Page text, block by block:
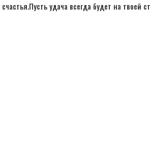
удача всегда будет на твоей